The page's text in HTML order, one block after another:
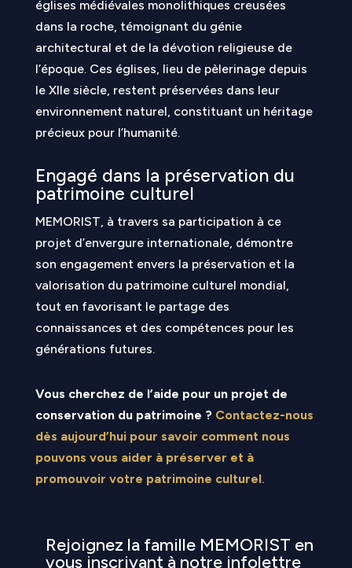
églises médiévales monolithiques creusées
dans la roche, témoignant du génie
architectural et de la dévotion religieuse de
l’époque. Ces églises, lieu de pèlerinage depuis
le XIIe siècle, restent préservées dans leur
environnement naturel, constituant un héritage
précieux pour l’humanité.
Engagé dans la préservation du
patrimoine culturel
MEMORIST, à travers sa participation à ce
projet d’envergure internationale, démontre
son engagement envers la préservation et la
valorisation du patrimoine culturel mondial,
tout en favorisant le partage des
connaissances et des compétences pour les
générations futures.
Vous cherchez de l’aide pour un projet de
conservation du patrimoine ? Contactez-nous
dès aujourd’hui pour savoir comment nous
pouvons vous aider à préserver et à
promouvoir votre patrimoine culturel.
Rejoignez la famille MEMORIST en
vous inscrivant à notre infolettre